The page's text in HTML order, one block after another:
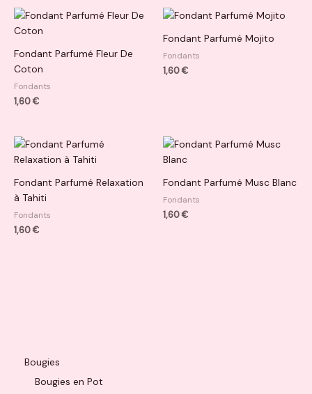
Bougies
Bougies en Pot
Fondant Parfumé Fleur De
Coton
Fondants
1,60€
Fondant Parfumé Mojito
Fondants
1,60€
Fondant Parfumé Relaxation
à Tahiti
Fondants
1,60€
Fondant Parfumé Musc Blanc
Fondants
1,60€